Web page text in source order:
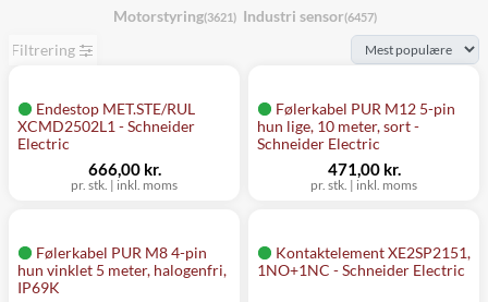
Motorstyring(3621) Industri sensor(6457)
Filtrering
Endestop MET.STE/RUL
XCMD2502L1 - Schneider
Electric
pr. stk. | inkl. moms
666,00 kr.
Følerkabel PUR M12 5-pin
hun lige, 10 meter, sort -
Schneider Electric
pr. stk. | inkl. moms
471,00 kr.
Følerkabel PUR M8 4-pin
hun vinklet 5 meter, halogenfri,
IP69K
Kontaktelement XE2SP2151,
1NO+1NC - Schneider Electric